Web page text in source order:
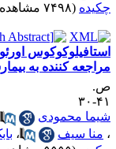
(۷۴۹۸ مشاهده)
کننده به
۳۰
محمودی
،
منا سیف ،